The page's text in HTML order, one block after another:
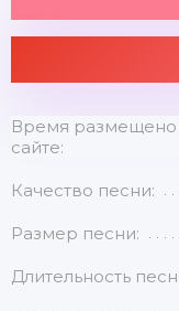
Время размещено
сайте:
Качество песни:
Размер песни:
Длительность